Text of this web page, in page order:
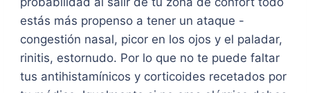
estás más propenso a tener un ataque -
congestión nasal, picor en los ojos y el paladar,
rinitis, estornudo. Por lo que no te puede faltar
tus antihistamínicos y corticoides recetados por